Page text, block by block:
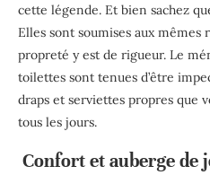
cette légende. Et bien sachez
Elles sont soumises aux mêmes
propreté y est de rigueur. Le
toilettes sont tenues d’être
draps et serviettes propres que
tous les jours.
Confort et auberge de